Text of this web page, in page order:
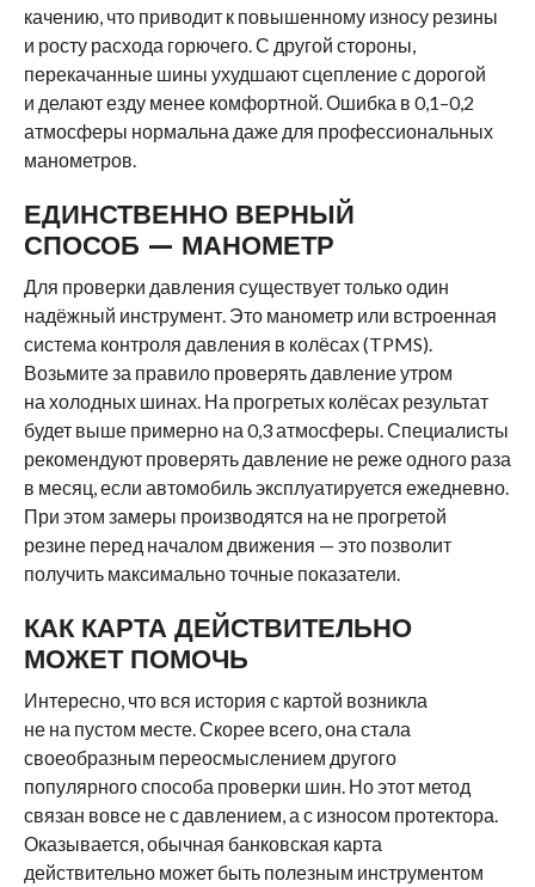
качению, что приводит к повышенному износу резины
и росту расхода горючего. С другой стороны,
перекачанные шины ухудшают сцепление с дорогой
и делают езду менее комфортной. Ошибка в 0,1–0,2
атмосферы нормальна даже для профессиональных
манометров.
ЕДИНСТВЕННО ВЕРНЫЙ
СПОСОБ — МАНОМЕТР
Для проверки давления существует только один
надёжный инструмент. Это манометр или встроенная
система контроля давления в колёсах (TPMS).
Возьмите за правило проверять давление утром
на холодных шинах. На прогретых колёсах результат
будет выше примерно на 0,3 атмосферы. Специалисты
рекомендуют проверять давление не реже одного раза
в месяц, если автомобиль эксплуатируется ежедневно.
При этом замеры производятся на не прогретой
резине перед началом движения — это позволит
получить максимально точные показатели.
КАК КАРТА ДЕЙСТВИТЕЛЬНО
МОЖЕТ ПОМОЧЬ
Интересно, что вся история с картой возникла
не на пустом месте. Скорее всего, она стала
своеобразным переосмыслением другого
популярного способа проверки шин. Но этот метод
связан вовсе не с давлением, а с износом протектора.
Оказывается, обычная банковская карта
действительно может быть полезным инструментом